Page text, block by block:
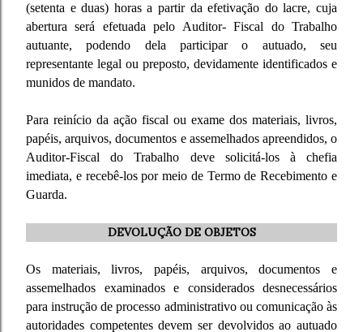
(setenta e duas) horas a partir da efetivação do lacre, cuja
abertura será efetuada pelo Auditor- Fiscal do Trabalho
autuante, podendo dela participar o autuado, seu
representante legal ou preposto, devidamente identificados e
munidos de mandato.
Para reinício da ação fiscal ou exame dos materiais, livros,
papéis, arquivos, documentos e assemelhados apreendidos, o
Auditor-Fiscal do Trabalho deve solicitá-los à chefia
imediata, e recebê-los por meio de Termo de Recebimento e
Guarda.
DEVOLUÇÃO DE OBJETOS
Os materiais, livros, papéis, arquivos, documentos e
assemelhados examinados e considerados desnecessários
para instrução de processo administrativo ou comunicação às
autoridades competentes devem ser devolvidos ao autuado